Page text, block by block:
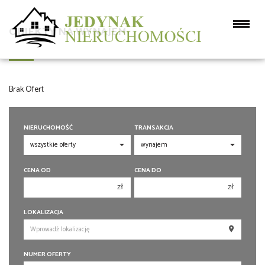
OBIEKTY NA WYNAJEM
Brak Ofert
NIERUCHOMOŚĆ TRANSAKCJA
CENA OD
zł
250 000 zł
300 000 zł
CENA DO
zł
250 000 zł
300 000 zł
LOKALIZACJA
NUMER OFERTY